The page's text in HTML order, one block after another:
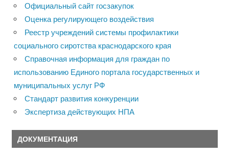
Официальный сайт госзакупок
Оценка регулирующего воздействия
Реестр учреждений системы профилактики
социального сиротства краснодарского края
Справочная информация для граждан по
использованию Единого портала государственных и
муниципальных услуг РФ
Стандарт развития конкуренции
Экспертиза действующих НПА
ДОКУМЕНТАЦИЯ